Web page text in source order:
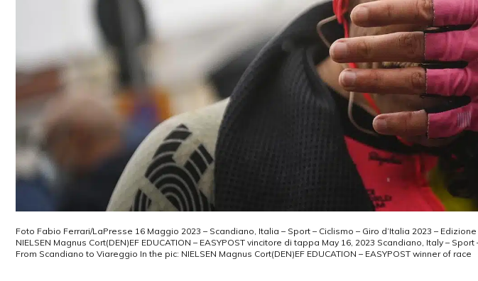
Foto Fabio Ferrari/LaPresse 16 Maggio 2023 – Scandiano, Italia – Sport – Ciclismo – Giro d’Italia 2023 –
NIELSEN Magnus Cort(DEN)EF EDUCATION – EASYPOST vincitore di tappa May 16, 2023 Scandiano, Italy –
From Scandiano to Viareggio In the pic: NIELSEN Magnus Cort(DEN)EF EDUCATION – EASYPOST winner of race